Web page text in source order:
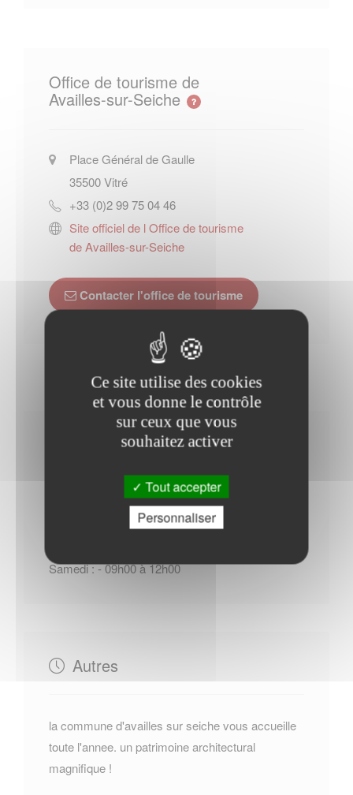
Office de tourisme de
Availles-sur-Seiche
Place Général de Gaulle
35500Vitré
+33 (0)2 99 75 04 46
Site officiel de l Office de tourisme
de Availles-sur-Seiche
Contacter l'office de tourisme
Horaires Mairie
Du Lundi au Mardi : - 15h00 à 18h00
Samedi : - 09h00 à 12h00
Autres
la commune d'availles sur seiche vous accueille
toute l'annee. un patrimoine architectural
magnifique !
Ce site utilise des cookies
et vous donne le contrôle
sur ceux que vous
souhaitez activer
Tout accepter
Personnaliser